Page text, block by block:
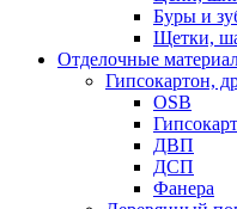
Буры и
Щетки,
Отделочные
Гипсокартон,
OSB
ДВП
ДСП
Фанера